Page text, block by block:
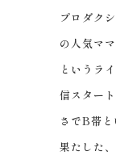
プロダク
の人気マ
というラ
信スター
さでB帯
果たした